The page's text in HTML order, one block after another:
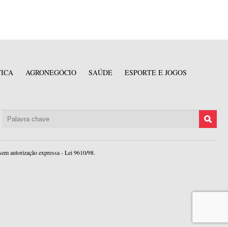
AGRONEGÓCIO SAÚDE ESPORTE E JOGOS
autorização expressa - Lei 9610/98.